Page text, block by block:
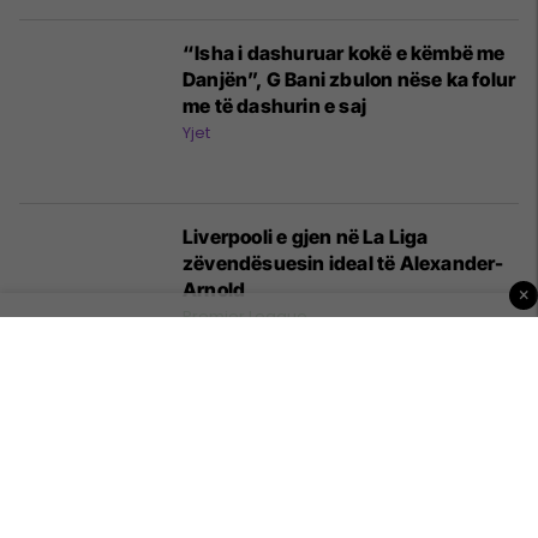
“Isha i dashuruar kokë e këmbë me
Danjën”, G Bani zbulon nëse ka folur
me të dashurin e saj
Yjet
Liverpooli e gjen në La Liga
zëvendësuesin ideal të Alexander-
Arnold
Premier League
×